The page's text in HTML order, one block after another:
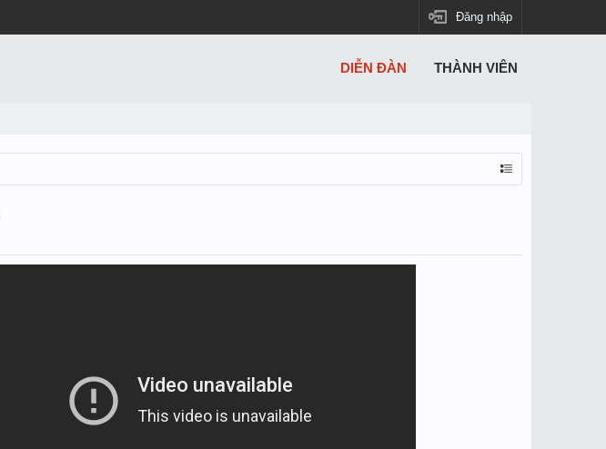
Đăng nhập
DIỄN ĐÀN THÀNH VIÊN